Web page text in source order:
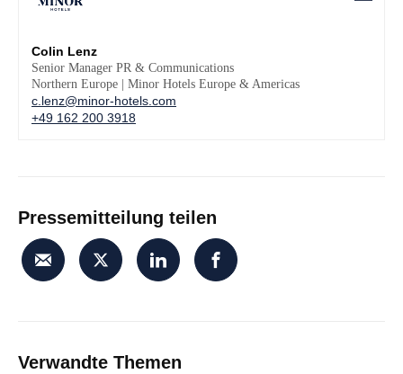
Colin Lenz
Senior Manager PR & Communications
Northern Europe | Minor Hotels Europe & Americas
c.lenz@minor-hotels.com
+49 162 200 3918
Pressemitteilung teilen
Verwandte Themen